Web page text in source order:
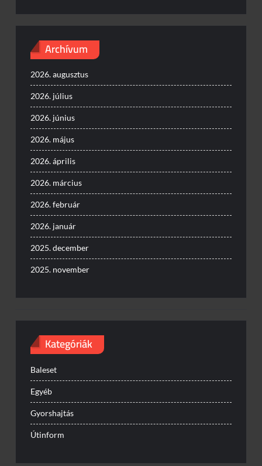
Archívum
2026. augusztus
2026. július
2026. június
2026. május
2026. április
2026. március
2026. február
2026. január
2025. december
2025. november
Kategóriák
Baleset
Egyéb
Gyorshajtás
Útinform